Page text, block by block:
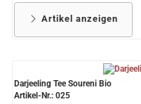
Artikel anzeigen
Darjeeling Tee Soureni Bio
Artikel-Nr.: 025